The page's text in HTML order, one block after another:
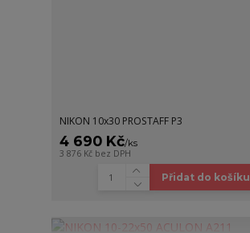
NIKON 10x30 PROSTAFF P3
4 690 Kč/ks
3 876 Kč bez DPH
Přidat do košíku